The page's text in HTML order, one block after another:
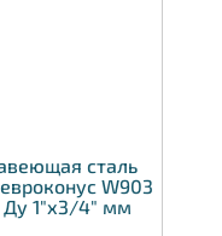
сталь
W903
Ду 1"х3/4" мм